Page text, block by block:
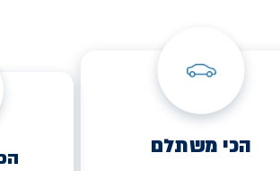
הכי משתלם